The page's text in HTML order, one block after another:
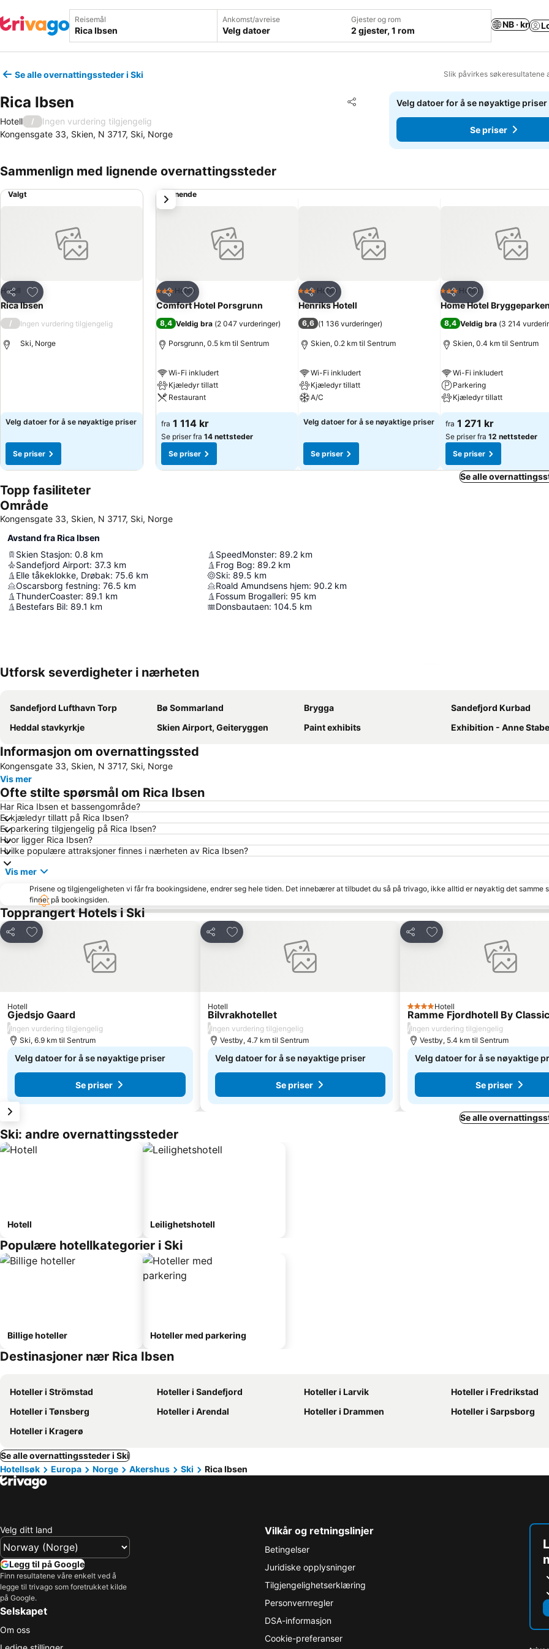
Reisemål Ankomst/avreise
Velg datoer
Gjester og rom
2 gjester, 1 rom
NB · kr
Se alle overnattingssteder i Ski Slik påvirkes søkeresultatene
Rica Ibsen Del
Legg til i favoritter
Hotell /
Ingen vurdering tilgjengelig
Kongensgate 33, Skien, N 3717, Ski, Norge
Velg datoer for å se nøyaktige priser
Se priser
Sammenlign med lignende overnattingssteder
Valgt
Del
Legg til i favoritter
Hotell
Rica Ibsen
/ Ingen vurdering tilgjengelig
Ski, Norge
Velg datoer for å se nøyaktige priser
Se priser
Lignende
Del
Legg til i favoritter
3 Stjerner
Hotell
Comfort Hotel Porsgrunn
8,4 Veldig bra (2 047 vurderinger)
Porsgrunn, 0.5 km til Sentrum
Wi-Fi inkludert
Kjæledyr tillatt
Restaurant
fra 1 114 kr
Se priser fra 14 nettsteder
Se priser
Del
Legg til i favoritter
3 Stjerner
Hotell
Henriks Hotell
6,6 (1 136 vurderinger)
Skien, 0.2 km til Sentrum
Wi-Fi inkludert
Kjæledyr tillatt
A/C
Velg datoer for å se nøyaktige priser
Se priser
Del
Legg til i
3 Stjerner
Hotell
Home Hotel
8,4 Veldig bra (3 214
Skien, 0.4 km til Sentrum
Wi-Fi inkludert
Parkering
Kjæledyr tillatt
fra 1 271 kr
Se priser fra 12 nettsteder
Se priser
Neste
Se alle
Topp fasiliteter
Område
Kongensgate 33, Skien, N 3717, Ski, Norge
Avstand fra Rica Ibsen
Skien Stasjon: 0.8 km
Sandefjord Airport: 37.3 km
Elle tåkeklokke, Drøbak: 75.6 km
Oscarsborg festning: 76.5 km
ThunderCoaster: 89.1 km
Bestefars Bil: 89.1 km
SpeedMonster: 89.2 km
Frog Bog: 89.2 km
Ski: 89.5 km
Roald Amundsens hjem: 90.2 km
Fossum Brogalleri: 95 km
Donsbautaen: 104.5 km
Utforsk severdigheter i nærheten
Sandefjord Lufthavn Torp Bø Sommarland Brygga
Sandefjord Kurbad
Heddal stavkyrkje
Skien Airport, Geiteryggen Paint exhibits Exhibition - Anne
Informasjon om overnattingssted
Kongensgate 33, Skien, N 3717, Ski, Norge
Vis mer
Ofte stilte spørsmål om Rica Ibsen
Har Rica Ibsen et bassengområde?
Er kjæledyr tillatt på Rica Ibsen?
Er parkering tilgjengelig på Rica Ibsen?
Hvor ligger Rica Ibsen?
Hvilke populære attraksjoner finnes i nærheten av Rica Ibsen?
Vis mer
Prisene og tilgjengeligheten vi får fra bookingsidene, endrer seg hele tiden. Det innebærer at tilbudet du så på trivago, ikke alltid er nøyaktig det samme
finner på bookingsiden.
Topprangert Hotels i Ski
Del
Legg til i favoritter
Hotell
Gjedsjo Gaard
/Ingen vurdering tilgjengelig
Ski, 6.9 km til Sentrum
Velg datoer for å se nøyaktige priser
Se priser
Del
Legg til i favoritter
Hotell
Bilvrakhotellet
/Ingen vurdering tilgjengelig
Vestby, 4.7 km til Sentrum
Velg datoer for å se nøyaktige priser
Se priser
Del
Legg til i favoritter
4 Stjerner
Hotell
Ramme Fjordhotell By
/Ingen vurdering tilgjengelig
Vestby, 5.4 km til Sentrum
Velg datoer for å se nøyaktige
Se priser
Se alle
Ski: andre overnattingssteder
Hotell Leilighetshotell
Populære hotellkategorier i Ski
Billige hoteller Hoteller med parkering
Destinasjoner nær Rica Ibsen
Hoteller i Strömstad Hoteller i Sandefjord Hoteller i Larvik
Hoteller i Fredrikstad
Hoteller i Tønsberg
Hoteller i Arendal Hoteller i Drammen
Hoteller i Sarpsborg
Hoteller i Kragerø
Se alle overnattingssteder i Ski
Hotellsøk
Europa Norge Akershus Ski Rica Ibsen
Velg ditt land
Legg til på Google
Finn resultatene våre enkelt ved å
legge til trivago som foretrukket kilde
på Google.
Selskapet
Om oss
Vilkår og retningslinjer
Betingelser
Juridiske opplysninger
Tilgjengelighetserklæring
Personvernregler
DSA-informasjon
Cookie-preferanser